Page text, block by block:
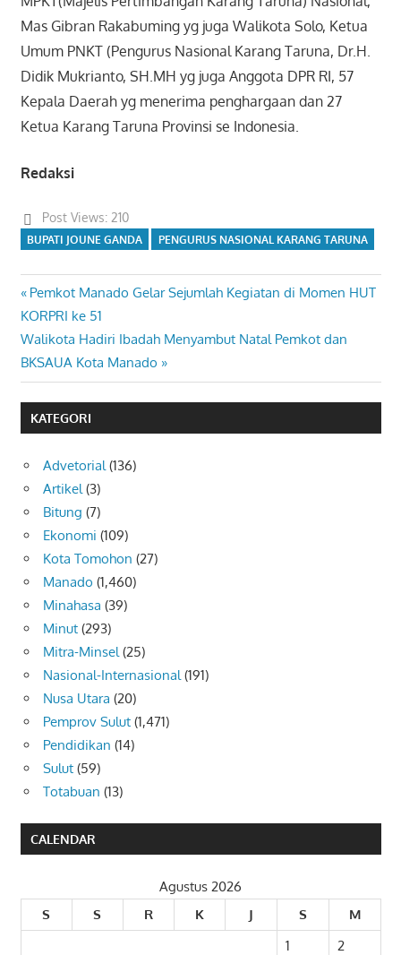
Mas Gibran Rakabuming yg juga Walikota Solo, Ketua
Umum PNKT (Pengurus Nasional Karang Taruna, Dr.H.
Didik Mukrianto, SH.MH yg juga Anggota DPR RI, 57
Kepala Daerah yg menerima penghargaan dan 27
Ketua Karang Taruna Provinsi se Indonesia.
Redaksi
Post Views: 210
BUPATI JOUNE GANDA PENGURUS NASIONAL KARANG TARUNA
Navigasi
pos
Previous
Post:
Pemkot Manado Gelar Sejumlah Kegiatan di Momen HUT
KORPRI ke 51
Next
Post:
Walikota Hadiri Ibadah Menyambut Natal Pemkot dan
BKSAUA Kota Manado
KATEGORI
Advetorial (136)
Artikel (3)
Bitung (7)
Ekonomi (109)
Kota Tomohon (27)
Manado (1,460)
Minahasa (39)
Minut (293)
Mitra-Minsel (25)
Nasional-Internasional (191)
Nusa Utara (20)
Pemprov Sulut (1,471)
Pendidikan (14)
Sulut (59)
Totabuan (13)
CALENDAR
Agustus 2026
S
S R K J S
M
1
2